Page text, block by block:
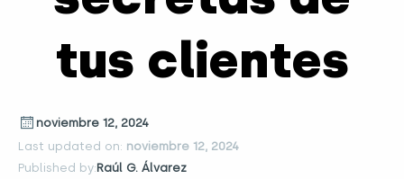
tus clientes
noviembre 12, 2024
Last updated on: noviembre 12, 2024
Published by:Raúl G. Álvarez